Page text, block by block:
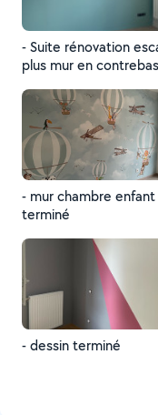
- Suite rénovation
plus mur en contrebas
- mur chambre enfant
terminé
- dessin terminé